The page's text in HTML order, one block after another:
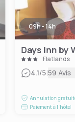
09h - 14h
Flatlands
4.1/5|59 Avis
Annulation
Paiement à l'hôtel